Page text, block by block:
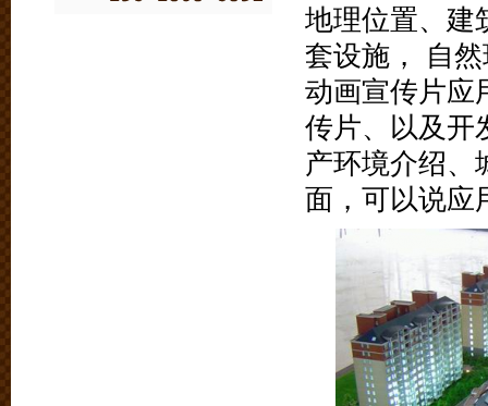
地理位置、建
套设施， 自
动画宣传片应
传片、以及开
产环境介绍、
面，可以说应